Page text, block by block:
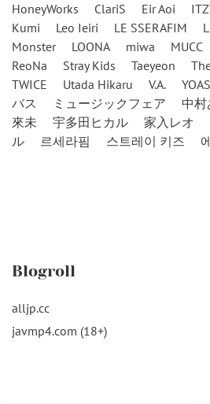
HoneyWorks
ClariS Eir Aoi
Kumi
Leo Ieiri LE SSERAFIM
Monster
LOONA miwa MUCC
ReoNa
Stray Kids Taeyeon
TWICE
Utada Hikaru V.A.
バス
ミュージックフェア 中村
來未
宇多田ヒカル 家入レオ
ル
르세라핌 스트레이 키즈
Blogroll
alljp.cc
javmp4.com (18+)